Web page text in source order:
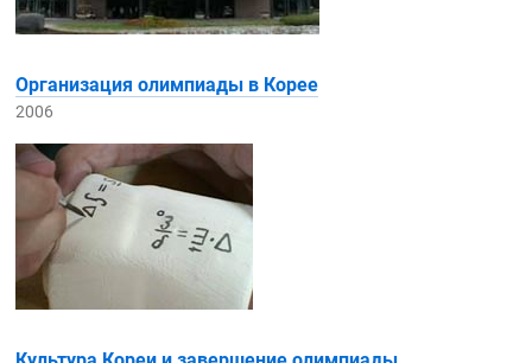
Организация олимпиады в Корее
2006